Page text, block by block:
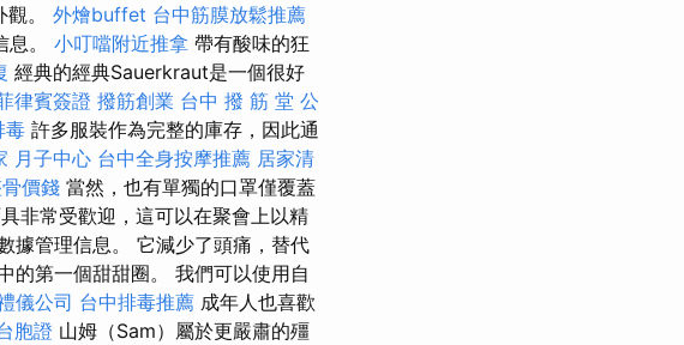
。 外燴buffet 台中筋膜放鬆推薦
。 小叮噹附近推拿 帶有酸味的狂
經典的經典Sauerkraut是一個很好
律賓簽證 撥筋創業 台中 撥 筋 堂 公
毒 許多服裝作為完整的庫存，因此通
月子中心 台中全身按摩推薦 居家清
價錢 當然，也有單獨的口罩僅覆蓋
非常受歡迎，這可以在聚會上以精
據管理信息。 它減少了頭痛，替代
的第一個甜甜圈。 我們可以使用自
儀公司 台中排毒推薦 成年人也喜歡
胞證 山姆（Sam）屬於更嚴肅的殭